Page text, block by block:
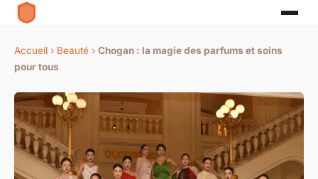
Accueil › Beauté › Chogan : la magie des parfums et soins
pour tous